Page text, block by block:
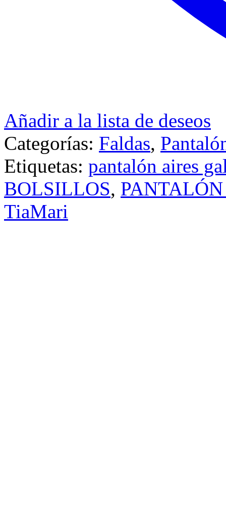
Añadir a la lista de deseos
Categorías: Faldas,
Etiquetas: pantalón aires
BOLSILLOS, PANTALÓN
TiaMari